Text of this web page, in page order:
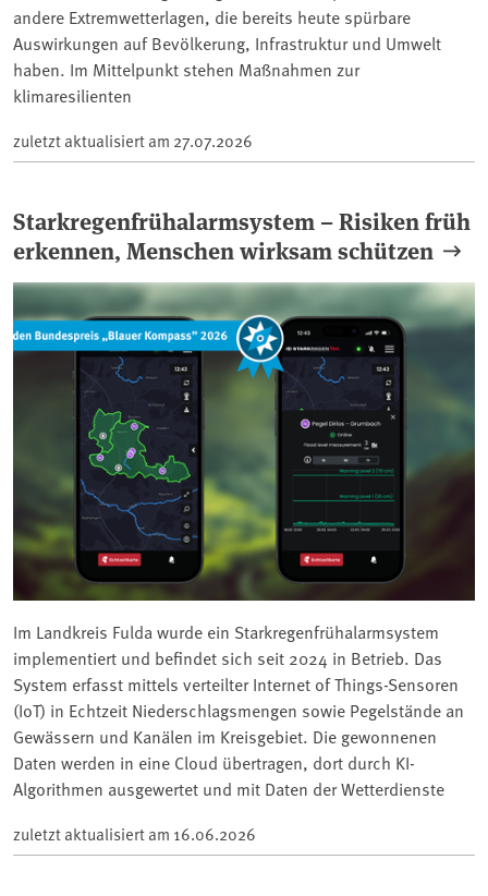
andere Extremwetterlagen, die bereits heute spürbare
Auswirkungen auf Bevölkerung, Infrastruktur und Umwelt
haben. Im Mittelpunkt stehen Maßnahmen zur
klimaresilienten
zuletzt aktualisiert am 27.07.2026
Starkregenfrühalarmsystem – Risiken früh
erkennen, Menschen wirksam schützen
Im Landkreis Fulda wurde ein Starkregenfrühalarmsystem
implementiert und befindet sich seit 2024 in Betrieb. Das
System erfasst mittels verteilter Internet of Things-Sensoren
(IoT) in Echtzeit Niederschlagsmengen sowie Pegelstände an
Gewässern und Kanälen im Kreisgebiet. Die gewonnenen
Daten werden in eine Cloud übertragen, dort durch KI-
Algorithmen ausgewertet und mit Daten der Wetterdienste
zuletzt aktualisiert am 16.06.2026